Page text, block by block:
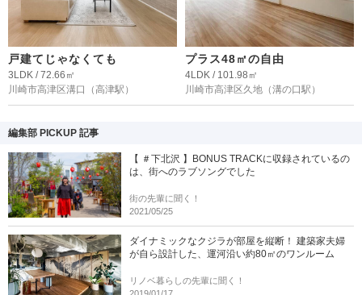
戸建てじゃなくても
3LDK / 72.66㎡
川崎市高津区溝口
（高津駅）
プラス48㎡の自由
4LDK / 101.98㎡
川崎市高津区久地 （溝の口駅）
編集部 PICKUP 記事
【 ＃下北沢 】BONUS TRACKに収録されているの
は、街へのラブソングでした
街の先輩に聞く！
2021/05/25
ダイナミックなクジラが部屋を縦断！ 建築家夫婦
が自ら設計した、運河沿い約80㎡のワンルーム
リノベ暮らしの先輩に聞く！